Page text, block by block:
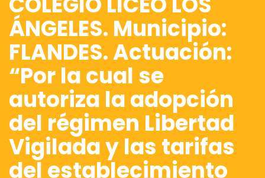
ÁNGELES. Municipio:
FLANDES. Actuación:
“Por la cual se
autoriza la adopción
del régimen Libertad
Vigilada y las tarifas
del establecimiento